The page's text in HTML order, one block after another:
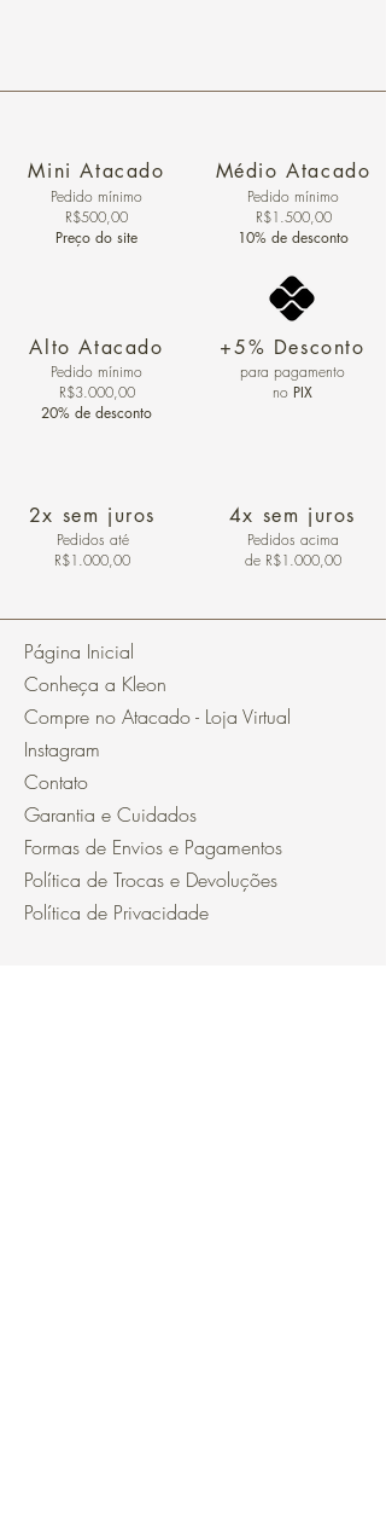
Mini Atacado
Pedido ​mínimo
R$500,00
Preço do site
Alto Atacado
Pedido mínimo
R$3.000,00
20% de desconto
2x sem juros
Pedidos até
R$1.000,00
Médio Atacado
Pedido mínimo
R$1.500,00
10% de desconto
+5% Desconto
para pagamento
no PIX
4x sem juros
Pedidos acima
de R$1.000,00
Página Inicial
Conheça a Kleon
Compre no Atacado - Loja Virtual
Instagram
Contato
Garantia e Cuidados
Formas de Envios e Pagamentos
Política de Trocas e Devoluções
Política de Privacidade